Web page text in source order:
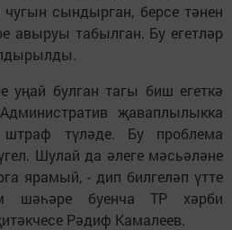
чугын сындырган, берсе тәнен
авыруы табылган. Бу егетләр
уңай булган тагы биш егеткә
җаваплылыкка
штраф түләде. Бу проблема
Шулай да әлеге мәсьәләне
ярамый, - дип билгеләп үтте
шәһәре буенча ТР хәрби
Рәдиф Камалеев.